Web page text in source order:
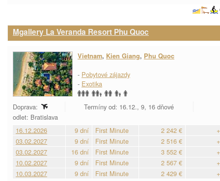
Mgallery La Veranda Resort Phu Quoc
Vietnam, Kien Giang, Phu Quoc
- Pobytové zájazdy
- Exotika
Doprava:
Termíny od: 16.12., 9, 16 dňové
odlet: Bratislava
16.12.2026
9 dní First Minute 2 242 €
03.02.2027
9 dní First Minute 2 516 €
03.02.2027
16 dní First Minute 3 552 €
10.02.2027
9 dní First Minute 2 567 €
10.03.2027
9 dní First Minute 2 429 €